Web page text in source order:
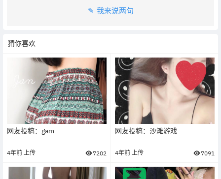
我来说两句
猜你喜欢
网友投稿：gam
4年前 上传 7202
网友投稿：沙滩游戏
4年前 上传 7091